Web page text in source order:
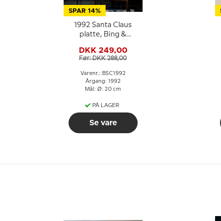
SPAR 14%
1992 Santa Claus
platte, Bing &
DKK 249,00
Før: DKK 288,00
Varenr.: BSC1992
Årgang: 1992
Mål: Ø: 20 cm
PÅ LAGER
Se vare